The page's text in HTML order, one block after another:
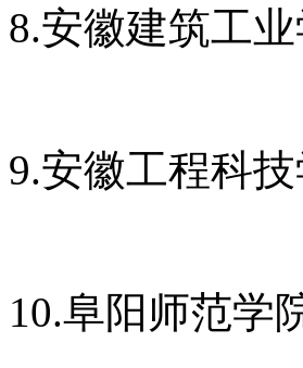
8.安徽建筑工
9.安徽工程科
10.阜阳师范学